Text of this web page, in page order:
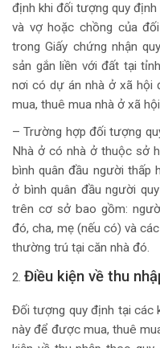
định khi đối tượng quy
và vợ hoặc chồng của
trong Giấy chứng nhận
sản gắn liền với đất tại
nơi có dự án nhà ở xã hội
mua, thuê mua nhà ở xã
– Trường hợp đối tượng
Nhà ở có nhà ở thuộc sở
bình quân đầu người thấp
ở bình quân đầu người
trên cơ sở bao gồm:
đó, cha, mẹ (nếu có) và
thường trú tại căn nhà đó.
Điều kiện về thu
Đối tượng quy định tại các
này để được mua, thuê